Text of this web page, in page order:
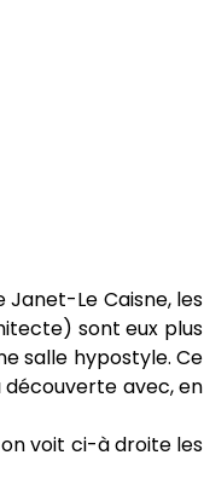
Janet-Le Caisne, les
sont eux plus
salle hypostyle. Ce
découverte avec, en
voit ci-à droite les